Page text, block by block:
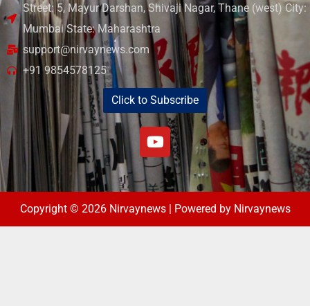
Street: 5, Mayur Darshan, Shivaji Nagar, Thane (west) City:
Mumbai State: Maharashtra
support@nirvaynews.com
+91 9854578125
Click to Subscribe
Copyright © 2026 Nirvaynews | Powered by Nirvaynews